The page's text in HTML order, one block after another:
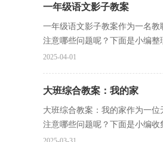
一年级语文影子教案
一年级语文影子教案作为一名
注意哪些问题呢？下面是小编
2025-04-01
大班综合教案：我的家
大班综合教案：我的家作为一
注意哪些问题呢？下面是小编